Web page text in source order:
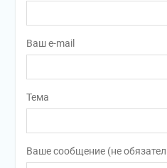
Ваш e-mail
Тема
Ваше сообщение (не